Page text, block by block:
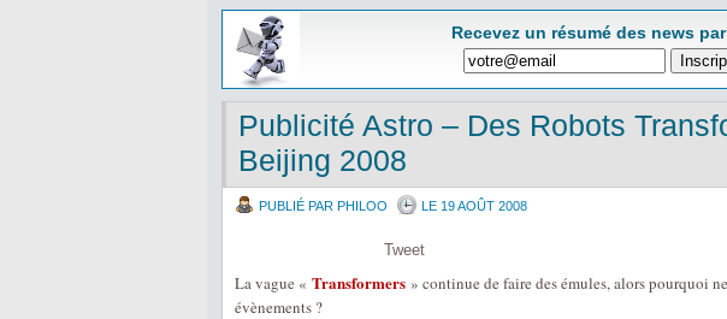
Recevez un résumé des news
Publicité Astro – Des Robots
Beijing 2008
PUBLIÉ PAR PHILOO LE 19 AOÛT 2008
Tweet
La vague « Transformers » continue de faire des émules, alors pourquoi
évènements ?